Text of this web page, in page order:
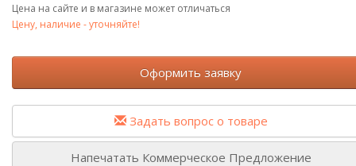
Цена на сайте и в магазине может отличаться
Цену, наличие - уточняйте!
Оформить заявку
Задать вопрос о товаре
Напечатать Коммерческое Предложение